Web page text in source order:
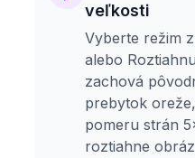
veľkosti
Vyberte režim
alebo
zachová
prebytok
pomeru strán
roztiahne